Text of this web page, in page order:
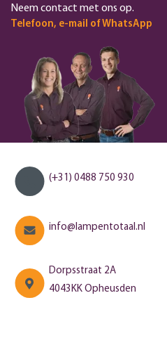
Neem contact met ons op.
Telefoon, e-mail of WhatsApp
(+31) 0488 750 930
info@lampentotaal.nl
Dorpsstraat 2A
4043KK Opheusden